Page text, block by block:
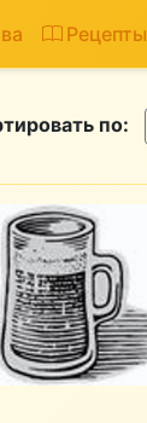
Рецепты
по: